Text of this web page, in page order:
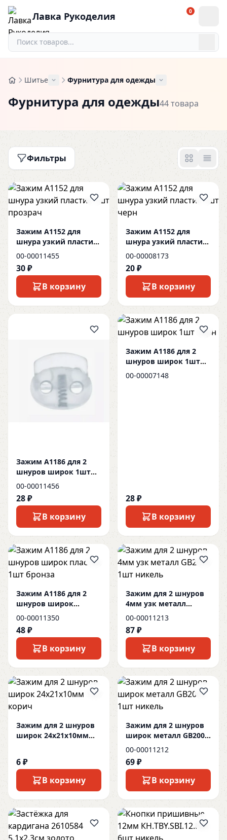
Лавка Рукоделия 0
Шитье Фурнитура для одежды
Фурнитура для одежды44 товара
Фильтры
Зажим А1152 для
шнура узкий пластик
1шт прозрач
00-00011455
30 ₽
В корзину
Зажим А1152 для
шнура узкий пластик
1шт черн
00-00008173
20 ₽
В корзину
Зажим А1186 для 2
шнуров широк 1шт
прозрач
00-00011456
28 ₽
В корзину
Зажим А1186 для 2
шнуров широк 1шт
черн
00-00007148
28 ₽
В корзину
Зажим А1186 для 2
шнуров широк
пластик 1шт бронза
00-00011350
48 ₽
В корзину
Зажим для 2 шнуров
4мм узк металл
GB2005 1шт никель
00-00011213
87 ₽
В корзину
Зажим для 2 шнуров
широк 24х21х10мм
6 ₽
В корзину
Зажим для 2 шнуров
широк металл GB2003
1шт никель
00-00011212
69 ₽
В корзину